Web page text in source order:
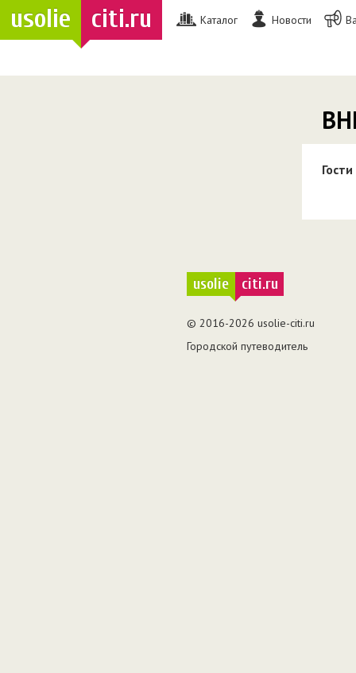
usolie citi.ru Каталог Новости
Гости
usolie citi.ru
© 2016-2026 usolie-citi.ru
Городской путеводитель